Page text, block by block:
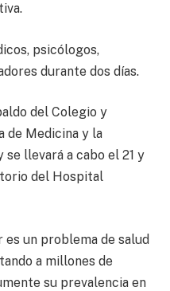
psicólogos,
durante dos días.
del Colegio y
de Medicina y la
se llevará a cabo el 21 y
del Hospital
un problema de salud
a millones de
su prevalencia en